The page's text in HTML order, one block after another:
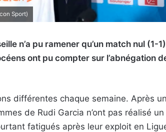
Sport)
n’a pu ramener qu’un match nul (1-
ont pu compter sur l’abnégation
différentes chaque semaine. Après
de Rudi Garcia n’ont pas réalisé
fatigués après leur exploit en